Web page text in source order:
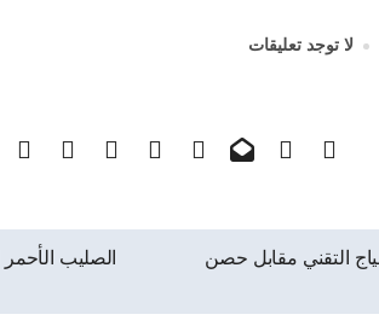
لا توجد تعليقات
التقني مقابل حصن
الصليب